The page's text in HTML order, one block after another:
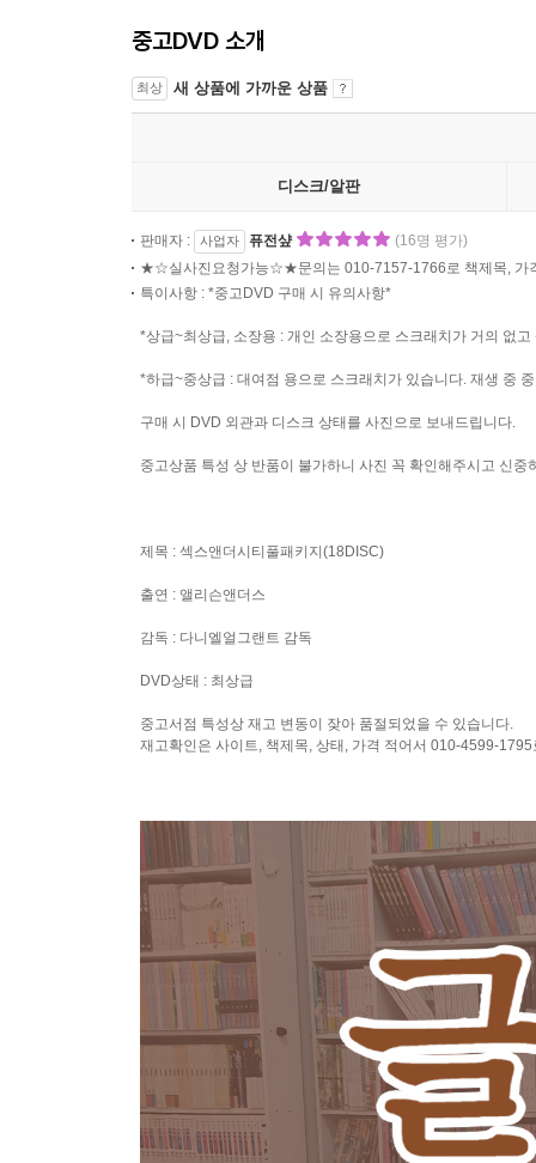
중고DVD 소개
최상 새 상품에 가까운 상품
디스크/알판
판매자 : 사업자 퓨전샾
(16명 평가)
★☆실사진요청가능☆★문의는 010-7157-1766로 책제목, 가
특이사항 : *중고DVD 구매 시 유의사항*
*상급~최상급, 소장용 : 개인 소장용으로 스크래치가 거의 없고
*하급~중상급 : 대여점 용으로 스크래치가 있습니다. 재생 중
구매 시 DVD 외관과 디스크 상태를 사진으로 보내드립니다.
중고상품 특성 상 반품이 불가하니 사진 꼭 확인해주시고 신중
제목 : 섹스앤더시티풀패키지(18DISC)
출연 : 앨리슨앤더스
감독 : 다니엘얼그랜트 감독
DVD상태 : 최상급
중고서점 특성상 재고 변동이 잦아 품절되었을 수 있습니다.
재고확인은 사이트, 책제목, 상태, 가격 적어서 010-4599-